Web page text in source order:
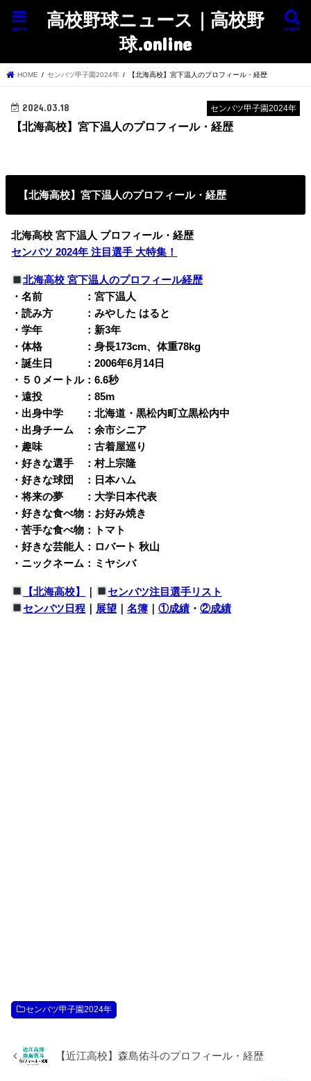
高校野球ニュース｜高校野
球.online
search
menu
HOME センバツ甲子園2024年 【北海高校】宮下温人のプロフィール・経歴
センバツ甲子園2024年
2024.03.18
【北海高校】宮下温人のプロフィール・経歴
【北海高校】宮下温人のプロフィール・経歴
北海高校 宮下温人 プロフィール・経歴
センバツ 2024年 注目選手 大特集！
北海高校 宮下温人のプロフィール経歴
・名前 ：宮下温人
・読み方 ：みやした はると
・学年 ：新3年
・体格 ：身長173cm、体重78kg
・誕生日 ：2006年6月14日
・５０メートル：6.6秒
・遠投 ：85m
・出身中学 ：北海道・黒松内町立黒松内中
・出身チーム ：余市シニア
・趣味 ：古着屋巡り
・好きな選手 ：村上宗隆
・好きな球団 ：日本ハム
・将来の夢 ：大学日本代表
・好きな食べ物：お好み焼き
・苦手な食べ物：トマト
・好きな芸能人：ロバート 秋山
・ニックネーム：ミヤシバ
【北海高校】 ｜
センバツ注目選手リスト
センバツ日程 ｜ 展望 ｜名簿 ｜①成績 ・②成績
センバツ甲子園2024年
【近江高校】森島佑斗のプロフィール・経歴